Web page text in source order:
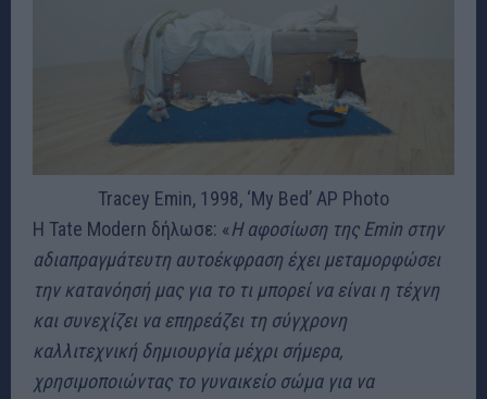
Tracey Emin, 1998, ‘My Bed’ AP Photo
Η Tate Modern δήλωσε: «Η αφοσίωση της Emin στην
αδιαπραγμάτευτη αυτοέκφραση έχει μεταμορφώσει
την κατανόησή μας για το τι μπορεί να είναι η τέχνη
και συνεχίζει να επηρεάζει τη σύγχρονη
καλλιτεχνική δημιουργία μέχρι σήμερα,
χρησιμοποιώντας το γυναικείο σώμα για να